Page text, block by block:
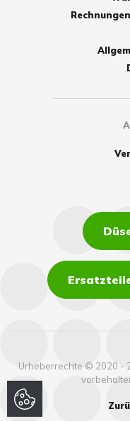
Urheberrechte © 2020 -